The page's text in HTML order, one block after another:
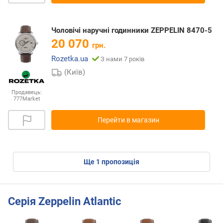
Продавець:
777Market
Чоловічі наручні годинники ZEPPELIN 8470-5
20 070 грн.
Rozetka.ua
З нами 7 років
(Київ)
Перейти в магазин
ще 1 пропозиція
Серія Zeppelin Atlantic